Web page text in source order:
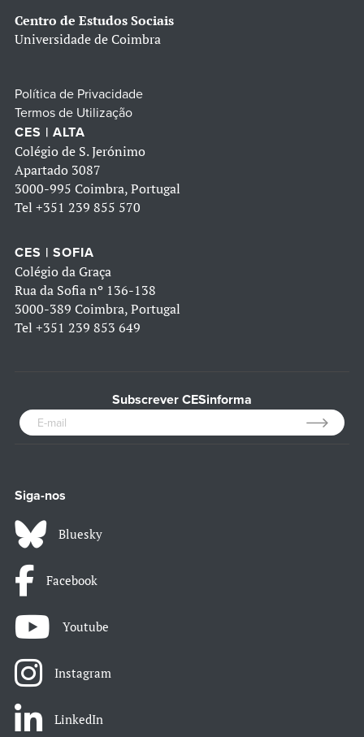
Centro de Estudos Sociais
Universidade de Coimbra
Política de Privacidade
Termos de Utilização
CES | ALTA
Colégio de S. Jerónimo
Apartado 3087
3000-995 Coimbra, Portugal
Tel +351 239 855 570
CES | SOFIA
Colégio da Graça
Rua da Sofia nº 136-138
3000-389 Coimbra, Portugal
Tel +351 239 853 649
Subscrever CESinforma
Siga-nos
Bluesky
Facebook
Youtube
Instagram
LinkedIn